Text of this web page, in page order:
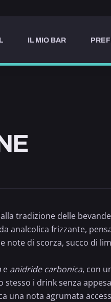
IL MIO BAR
tradizione delle
analcolica frizzante,
di scorza, succo di
e anidride carbonica, con
i drink senza
nota agrumata